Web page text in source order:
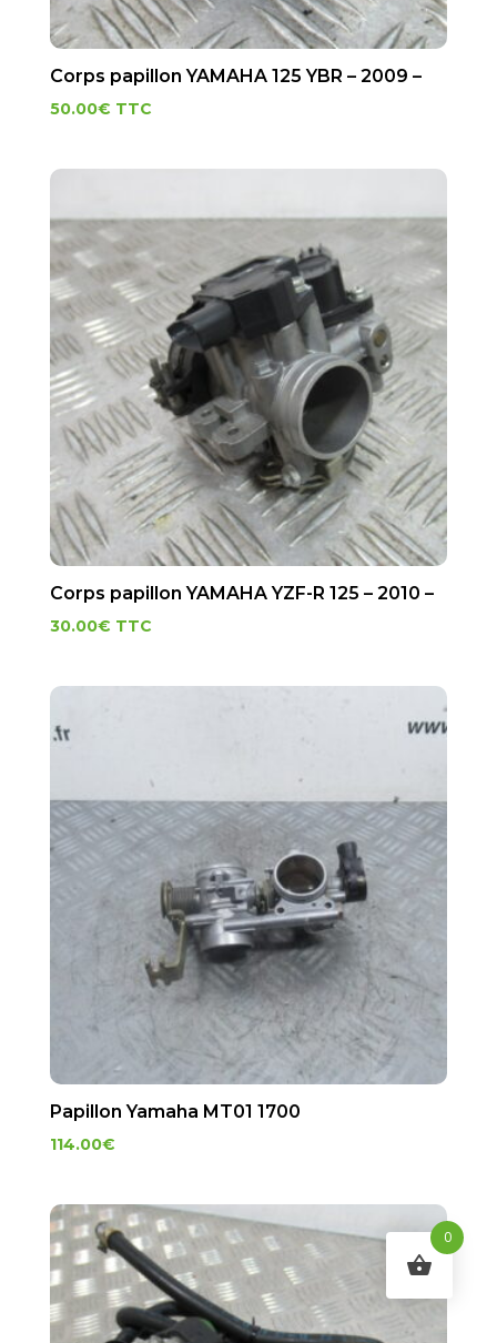
Corps papillon YAMAHA 125 YBR – 2009 –
50.00€ TTC
Corps papillon YAMAHA YZF-R 125 – 2010 –
30.00€ TTC
Papillon Yamaha MT01 1700
114.00€
0